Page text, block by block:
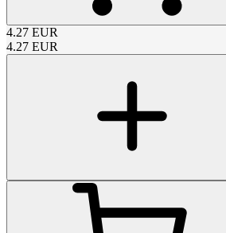
4.27 EUR
4.27 EUR